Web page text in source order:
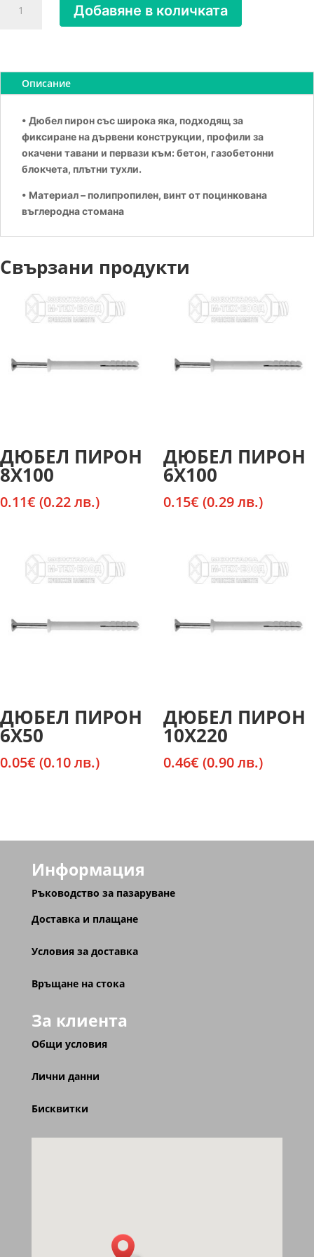
ШАПКА
6Х60
Добавяне в количката
Описание
• Дюбел пирон със широка яка, подходящ за
фиксиране на дървени конструкции, профили за
окачени тавани и первази към: бетон, газобетонни
блокчета, плътни тухли.
• Материал – полипропилен, винт от поцинкована
въглеродна стомана
Свързани продукти
ДЮБЕЛ ПИРОН
8Х100
0.11€ (0.22 лв.)
ДЮБЕЛ ПИРОН
6Х100
0.15€ (0.29 лв.)
ДЮБЕЛ ПИРОН
6Х50
0.05€ (0.10 лв.)
ДЮБЕЛ ПИРОН
10Х220
0.46€ (0.90 лв.)
Информация
Ръководство за пазаруване
Доставка и плащане
Условия за доставка
Връщане на стока
За клиента
Общи условия
Лични данни
Бисквитки